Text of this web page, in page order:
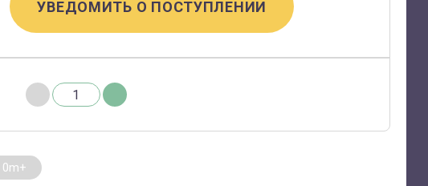
УВЕДОМИТЬ О ПОСТУПЛЕНИИ
0m+